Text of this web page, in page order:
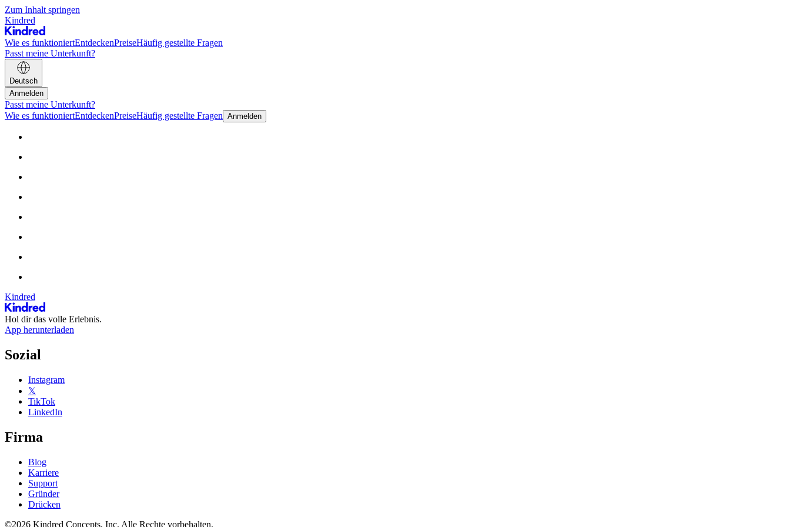
Zum Inhalt springen
Kindred
Wie es funktioniertEntdeckenPreiseHäufig gestellte Fragen
Passt meine Unterkunft?
Deutsch
Anmelden
Passt meine Unterkunft?
Wie es funktioniertEntdeckenPreiseHäufig gestellte Fragen Anmelden
Kindred
Hol dir das volle Erlebnis.
App herunterladen
Sozial
Instagram
𝕏
TikTok
LinkedIn
Firma
Blog
Karriere
Support
Gründer
Drücken
©2026 Kindred Concepts, Inc. Alle Rechte vorbehalten.